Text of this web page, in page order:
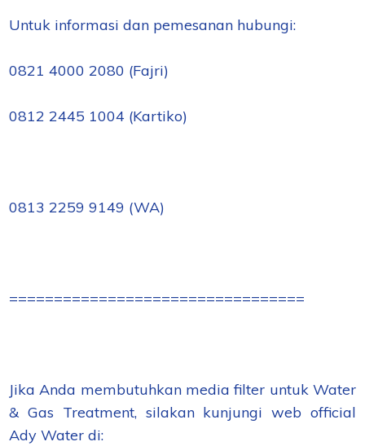
Untuk informasi dan pemesanan hubungi:
0821 4000 2080 (Fajri)
0812 2445 1004 (Kartiko)
0813 2259 9149 (WA)
=================================
Jika Anda membutuhkan media filter untuk Water
& Gas Treatment, silakan kunjungi web official
Ady Water di: